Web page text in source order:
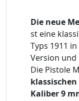
Die neue
st eine
Typs 1911
Version
Die Pistole
klassischen
Kaliber 9